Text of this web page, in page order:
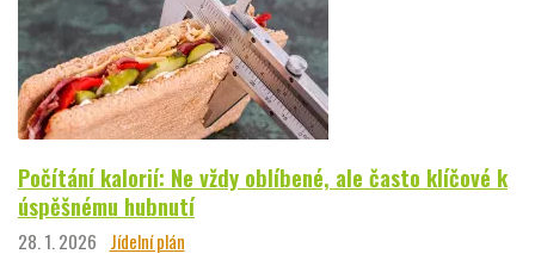
Počítání kalorií: Ne vždy oblíbené, ale často klíčové k
úspěšnému hubnutí
28. 1. 2026 Jídelní plán